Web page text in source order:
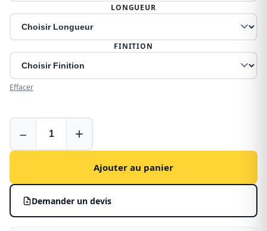
LONGUEUR
FINITION
Effacer
pour
Volkswagen
extra
plate
− +
Ajouter au panier
Demander un devis